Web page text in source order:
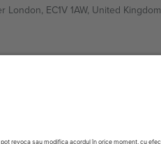
London, EC1V 1AW, United Kingdom